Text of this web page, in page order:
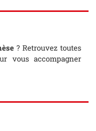
? Retrouvez toutes
vous accompagner